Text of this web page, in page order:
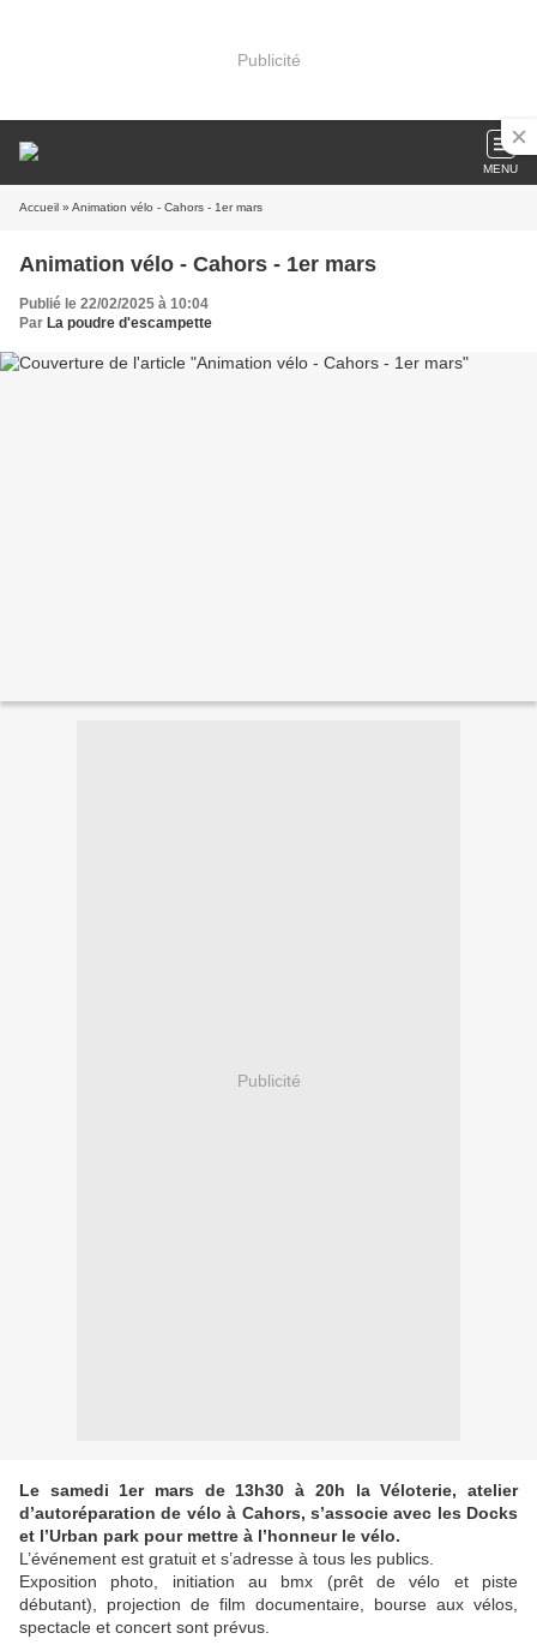
Publicité
MENU
Accueil » Animation vélo - Cahors - 1er mars
Animation vélo - Cahors - 1er mars
Publié le 22/02/2025 à 10:04
Par La poudre d'escampette
Publicité
Le samedi 1er mars de 13h30 à 20h la Véloterie, atelier
d’autoréparation de vélo à Cahors, s’associe avec les Docks
et l’Urban park pour mettre à l’honneur le vélo.
L’événement est gratuit et s’adresse à tous les publics.
Exposition photo, initiation au bmx (prêt de vélo et piste
débutant), projection de film documentaire, bourse aux vélos,
spectacle et concert sont prévus.